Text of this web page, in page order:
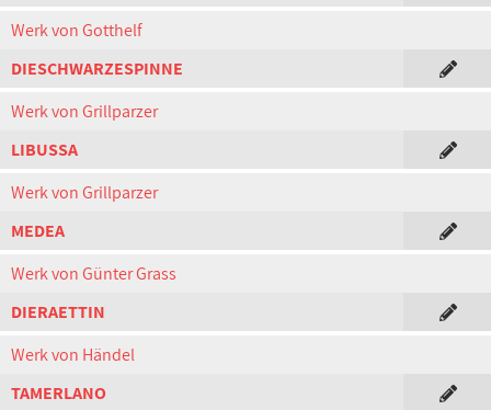
Werk von Gotthelf
DIESCHWARZESPINNE
Werk von Grillparzer
LIBUSSA
Werk von Grillparzer
MEDEA
Werk von Günter Grass
DIERAETTIN
Werk von Händel
TAMERLANO